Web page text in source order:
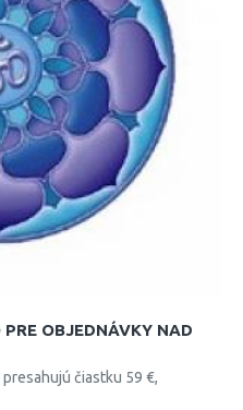
OBJEDNÁVKY NAD
čiastku 59 €,